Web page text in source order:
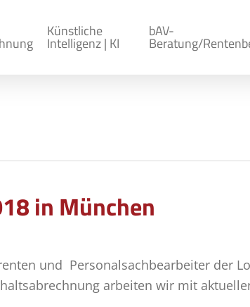
Künstliche
Intelligenz | KI
bAV-
Beratung/
in München
und Personalsachbearbeiter der
arbeiten wir mit